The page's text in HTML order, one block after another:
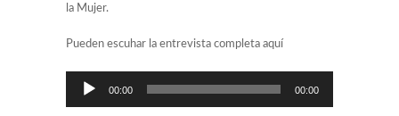
la Mujer.
Pueden escuhar la entrevista completa aquí
Reproductor
00:00 00:00